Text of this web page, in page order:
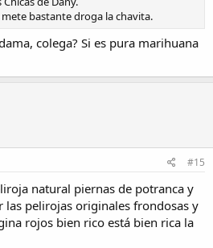
bastante droga la chavita.
colega? Si es pura marihuana
#15
natural piernas de potranca y
las pelirojas originales frondosas y
rojos bien rico está bien rica la